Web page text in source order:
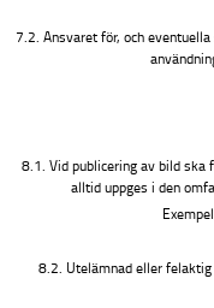
7.2. Ansvaret för, och
8.1. Vid publicering av bild ska
alltid uppges i den
8.2. Utelämnad eller